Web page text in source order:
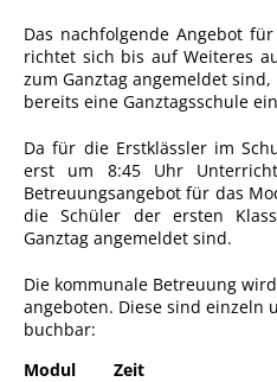
Das nachfolgende Angebot
richtet sich bis auf Weiteres
zum Ganztag angemeldet
bereits eine Ganztagsschule
Da für die Erstklässler im
erst um 8:45 Uhr
Betreuungsangebot für das
die Schüler der ersten
Ganztag angemeldet sind.
Die kommunale Betreuung
angeboten. Diese sind einzeln
buchbar:
Modul
Zeit